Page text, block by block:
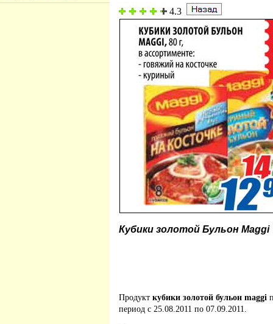
4.3
Кубики золотой Бульон Maggi
Продукт кубики золотой бульон maggi
период с 25.08.2011 по 07.09.2011.